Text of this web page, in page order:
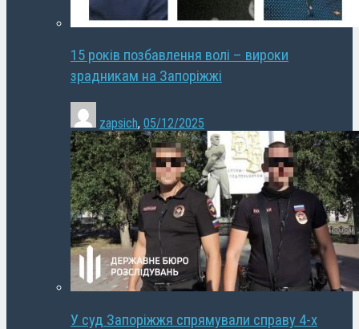
15 років позбавлення волі – вироки
зрадникам на Запоріжжі
zapsich, 05/12/2025
У суд Запоріжжя спрямували справу 4-х